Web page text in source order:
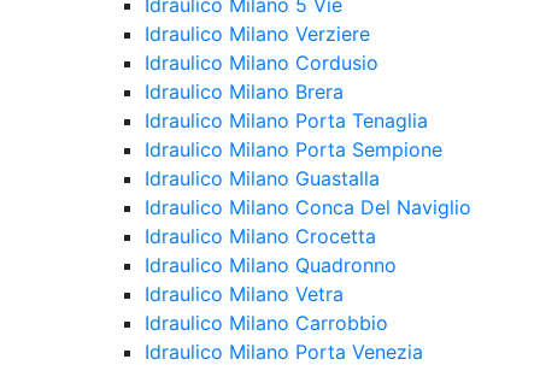
Idraulico Milano Verziere
Idraulico Milano Cordusio
Idraulico Milano Brera
Idraulico Milano Porta Tenaglia
Idraulico Milano Porta Sempione
Idraulico Milano Guastalla
Idraulico Milano Conca Del Naviglio
Idraulico Milano Crocetta
Idraulico Milano Quadronno
Idraulico Milano Vetra
Idraulico Milano Carrobbio
Idraulico Milano Porta Venezia